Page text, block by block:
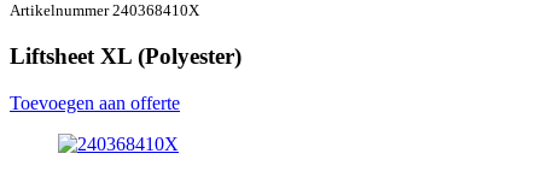
Artikelnummer 240368410X
Liftsheet XL (Polyester)
Toevoegen aan offerte